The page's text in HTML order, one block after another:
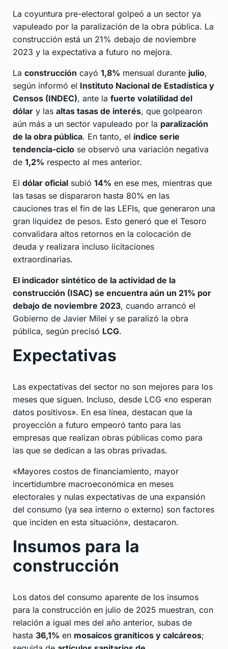
La coyuntura pre-electoral golpeó a un sector ya
vapuleado por la paralización de la obra pública. La
construcción está un 21% debajo de noviembre
2023 y la expectativa a futuro no mejora.
La construcción cayó 1,8% mensual durante julio,
según informó el Instituto Nacional de Estadística y
Censos (INDEC), ante la fuerte volatilidad del
dólar y las altas tasas de interés, que golpearon
aún más a un sector vapuleado por la paralización
de la obra pública. En tanto, el índice serie
tendencia-ciclo se observó una variación negativa
de 1,2% respecto al mes anterior.
El dólar oficial subió 14% en ese mes, mientras que
las tasas se dispararon hasta 80% en las
cauciones tras el fin de las LEFIs, que generaron una
gran liquidez de pesos. Esto generó que el Tesoro
convalidara altos retornos en la colocación de
deuda y realizara incluso licitaciones
extraordinarias.
El indicador sintético de la actividad de la
construcción (ISAC) se encuentra aún un 21% por
debajo de noviembre 2023, cuando arrancó el
Gobierno de Javier Milei y se paralizó la obra
pública, según precisó LCG.
Expectativas
Las expectativas del sector no son mejores para los
meses que siguen. Incluso, desde LCG «no esperan
datos positivos». En esa línea, destacan que la
proyección a futuro empeoró tanto para las
empresas que realizan obras públicas como para
las que se dedican a las obras privadas.
«Mayores costos de financiamiento, mayor
incertidumbre macroeconómica en meses
electorales y nulas expectativas de una expansión
del consumo (ya sea interno o externo) son factores
que inciden en esta situación», destacaron.
Insumos para la
construcción
Los datos del consumo aparente de los insumos
para la construcción en julio de 2025 muestran, con
relación a igual mes del año anterior, subas de
hasta 36,1% en mosaicos graníticos y calcáreos;